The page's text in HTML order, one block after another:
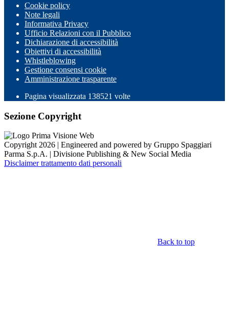
Cookie policy
Note legali
Informativa Privacy
Ufficio Relazioni con il Pubblico
Dichiarazione di accessibilità
Obiettivi di accessibilità
Whistleblowing
Gestione consensi cookie
Amministrazione trasparente
Pagina visualizzata 138521 volte
Sezione Copyright
Copyright 2026 | Engineered and powered by Gruppo Spaggiari
Parma S.p.A. | Divisione Publishing & New Social Media
Disclaimer trattamento dati personali
Back to top